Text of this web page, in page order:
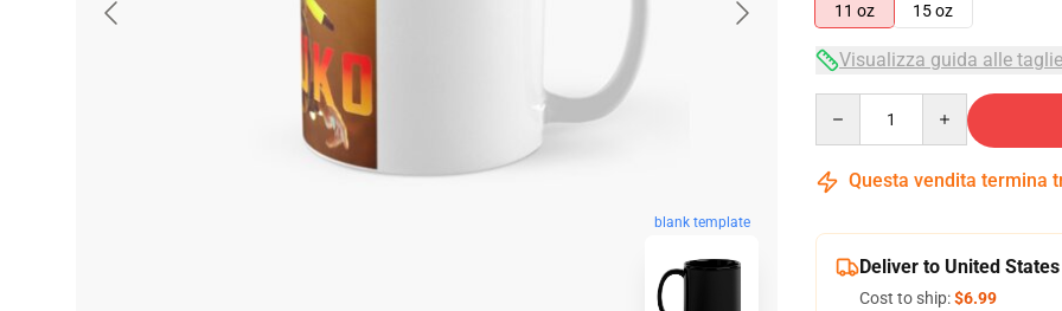
blank template
11 oz
15 oz
Visualizza guida alle taglie
Questa vendita termina
Deliver to United States
Cost to ship:$6.99